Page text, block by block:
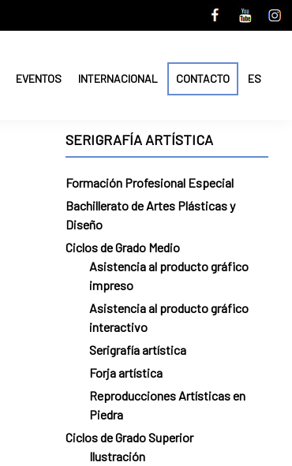
EVENTOS INTERNACIONAL CONTACTO ES
SERIGRAFÍA ARTÍSTICA
Formación Profesional Especial
Bachillerato de Artes Plásticas y
Diseño
Ciclos de Grado Medio
Asistencia al producto gráfico
impreso
Asistencia al producto gráfico
interactivo
Serigrafía artística
Forja artística
Reproducciones Artísticas en
Piedra
Ciclos de Grado Superior
Ilustración